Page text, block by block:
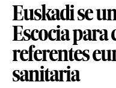
Euskadi se
Escocia para
referentes
sanitaria